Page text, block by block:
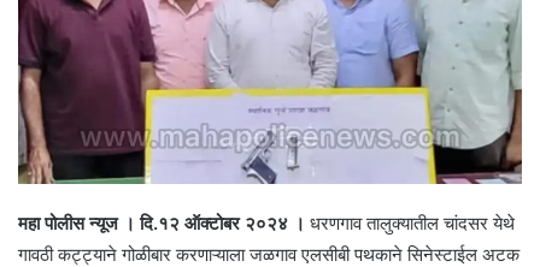
महा पोलीस न्यूज । दि.१२ ऑक्टोबर २०२४ । धरणगाव तालुक्यातील चांदसर येथे
गावठी कट्ट्याने गोळीबार करणाऱ्याला जळगाव एलसीबी पथकाने सिनेस्टाईल अटक